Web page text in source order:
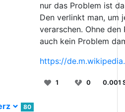
nur das Problem ist
Den verlinkt man, um
verarschen. Ohne
auch kein Problem
https://
1 0 0.001
80